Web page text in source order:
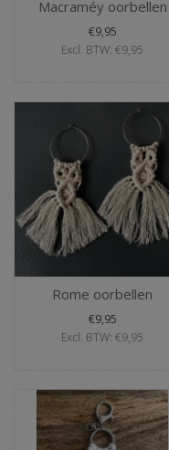
Macraméy oorbellen
€9,95
Excl. BTW: €9,95
Rome oorbellen
€9,95
Excl. BTW: €9,95